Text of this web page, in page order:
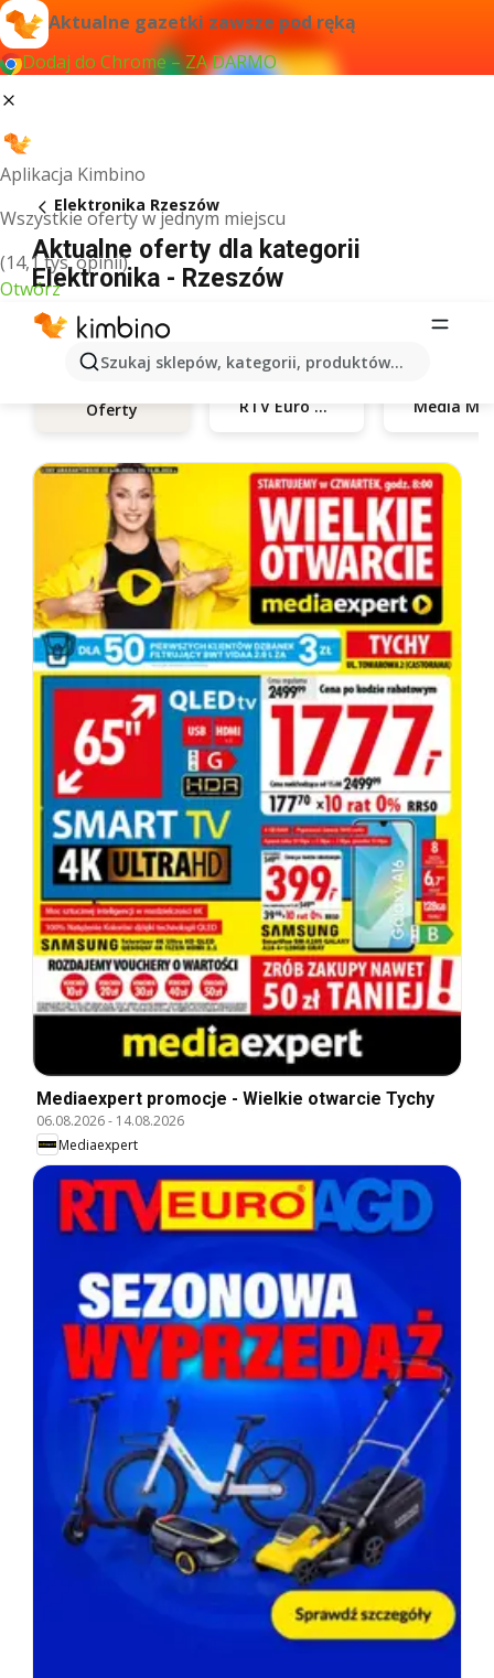
Aktualne gazetki zawsze pod ręką
Dodaj do Chrome – ZA DARMO
Aplikacja Kimbino
Wszystkie oferty w jednym miejscu
(14,1 tys. opinii)
Otwórz
Szukaj sklepów, kategorii, produktów...
Elektronika Rzeszów
Aktualne oferty dla kategorii
Elektronika - Rzeszów
Oferty RTV Euro AGD
Mediaexpert promocje - Wielkie otwarcie Tychy
06.08.2026- 14.08.2026
Mediaexpert